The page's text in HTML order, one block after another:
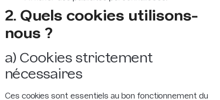
2. Quels cookies utilisons-
nous ?
a) Cookies strictement
nécessaires
Ces cookies sont essentiels au bon fonctionnement du